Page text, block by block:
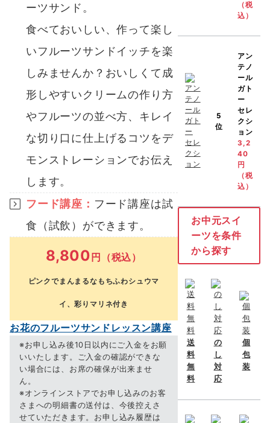
ーツサンド。
食べておいしい、作って楽し
いフルーツサンドイッチを楽
しみませんか？おいしくて成
形しやすいクリームの作り方
やフルーツの並べ方、キレイ
な切り口に仕上げるコツをデ
モンストレーションでお伝え
します。
フード講座： フード講座は試
食（試飲）ができます。
8,800 円（税込）
ピンクでまんまるなもちふわシュウマ
イ、彩りマリネ付き
お花のフルーツサンドレッスン講座
※お申し込み後10日以内にご入金をお願
いいたします。ご入金の確認ができな
い場合には、お席の確保が出来ませ
ん。
※オンラインストアでお申し込みのお客
さまへの明細書の送付は、今後控えさ
せていただきます。お申し込み履歴は
（税
込）
5
位
アン
テノ
ール
ガト
ー
セレ
クシ
ョン
3,2
40
円
（税
込）
お中元スイ
ーツを条件
から探す
送
料
無
料
の
し
対
応
個
包
装